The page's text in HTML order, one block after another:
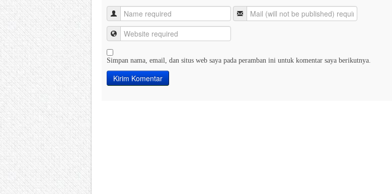
Simpan nama, email, dan situs web saya pada peramban ini untuk komentar saya berikutnya.